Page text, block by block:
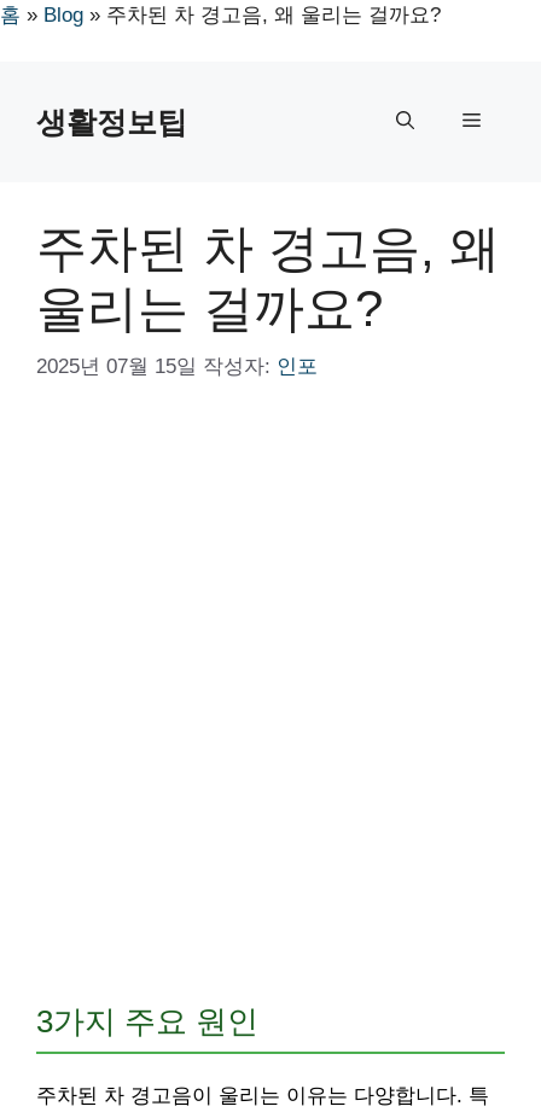
홈 » Blog » 주차된 차 경고음, 왜 울리는 걸까요?
생활정보팁 메
주차된 차 경고음, 왜
울리는 걸까요?
2025년 07월 15일 작성자: 인포
3가지 주요 원인
주차된 차 경고음이 울리는 이유는 다양합니다. 특